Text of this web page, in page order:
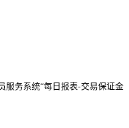
务系统“每日报表-交易保证金